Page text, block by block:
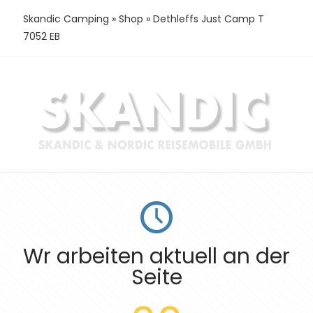
Skandic Camping » Shop » Dethleffs Just Camp T
7052 EB
Wr arbeiten aktuell an der
Seite